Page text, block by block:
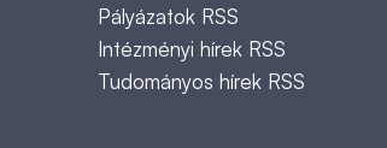
Pályázatok RSS
Intézményi hírek RSS
Tudományos hírek RSS